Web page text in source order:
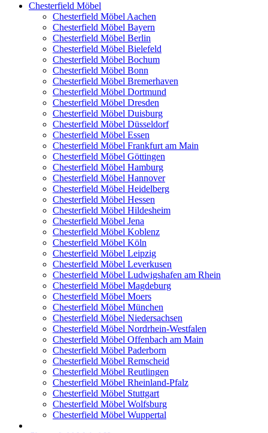
Chesterfield Möbel
Chesterfield Möbel Aachen
Chesterfield Möbel Bayern
Chesterfield Möbel Berlin
Chesterfield Möbel Bielefeld
Chesterfield Möbel Bochum
Chesterfield Möbel Bonn
Chesterfield Möbel Bremerhaven
Chesterfield Möbel Dortmund
Chesterfield Möbel Dresden
Chesterfield Möbel Duisburg
Chesterfield Möbel Düsseldorf
Chesterfield Möbel Essen
Chesterfield Möbel Frankfurt am Main
Chesterfield Möbel Göttingen
Chesterfield Möbel Hamburg
Chesterfield Möbel Hannover
Chesterfield Möbel Heidelberg
Chesterfield Möbel Hessen
Chesterfield Möbel Hildesheim
Chesterfield Möbel Jena
Chesterfield Möbel Koblenz
Chesterfield Möbel Köln
Chesterfield Möbel Leipzig
Chesterfield Möbel Leverkusen
Chesterfield Möbel Ludwigshafen am Rhein
Chesterfield Möbel Magdeburg
Chesterfield Möbel Moers
Chesterfield Möbel München
Chesterfield Möbel Niedersachsen
Chesterfield Möbel Nordrhein-Westfalen
Chesterfield Möbel Offenbach am Main
Chesterfield Möbel Paderborn
Chesterfield Möbel Remscheid
Chesterfield Möbel Reutlingen
Chesterfield Möbel Rheinland-Pfalz
Chesterfield Möbel Stuttgart
Chesterfield Möbel Wolfsburg
Chesterfield Möbel Wuppertal